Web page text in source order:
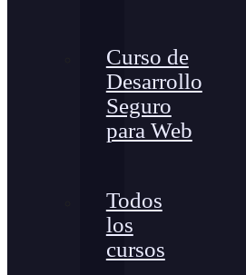
Curso de
Desarrollo
Seguro
para Web
Todos
los
cursos